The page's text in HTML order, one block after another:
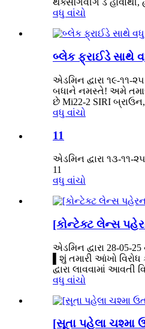
થેંક્સગિવીંગ ડે
વધુ વાંચો
બ્લેક ફ્રાઈડે સાથે
એડમિન દ્વારા ૧૯-૧૧-
બધાને નમસ્તે! અમે
છે Mi22-2 SIRI
વધુ વાંચો
11
એડમિન દ્વારા ૧૩-૧૧-
11
વધુ વાંચો
[કોન્ટેક્ટ લેન્સ
એડમિન દ્વારા 28-05-25
▌શું તમારી આંખો
દ્વારા લાવવામાં
વધુ વાંચો
[સૂતા પહેલા ચશ્મા